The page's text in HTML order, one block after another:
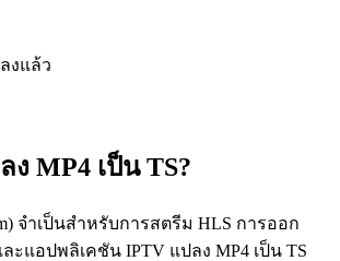
งแล้ว
MP4 เป็น TS?
จำเป็นสำหรับการสตรีม HLS การออก
ะแอปพลิเคชัน IPTV แปลง MP4 เป็น TS